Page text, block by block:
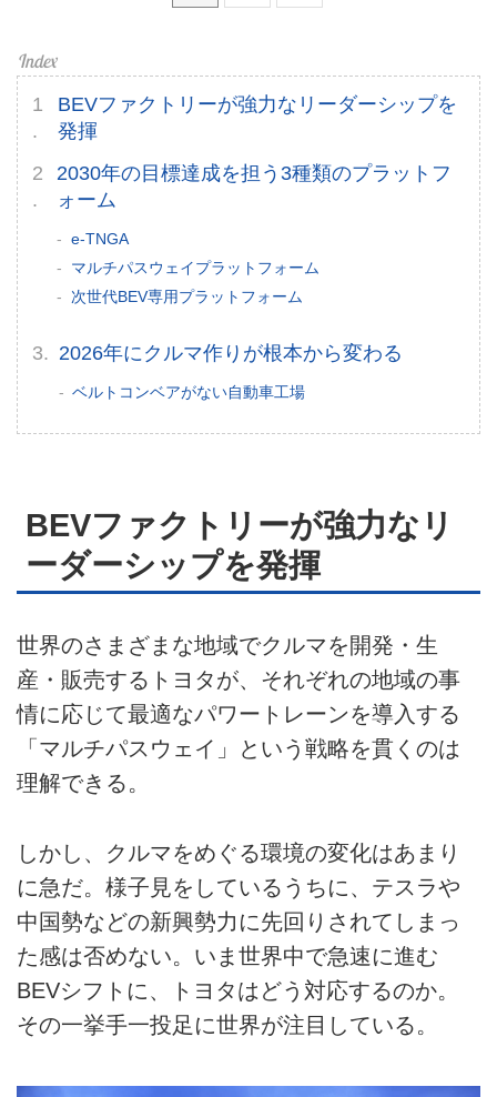
BEVファクトリーが強力なリーダーシップを
発揮
2030年の目標達成を担う3種類のプラットフ
ォーム
e-TNGA
マルチパスウェイプラットフォーム
次世代BEV専用プラットフォーム
2026年にクルマ作りが根本から変わる
ベルトコンベアがない自動車工場
BEVファクトリーが強力なリ
ーダーシップを発揮
世界のさまざまな地域でクルマを開発・生
産・販売するトヨタが、それぞれの地域の事
情に応じて最適なパワートレーンを導入する
「マルチパスウェイ」という戦略を貫くのは
理解できる。
しかし、クルマをめぐる環境の変化はあまり
に急だ。様子見をしているうちに、テスラや
中国勢などの新興勢力に先回りされてしまっ
た感は否めない。いま世界中で急速に進む
BEVシフトに、トヨタはどう対応するのか。
その一挙手一投足に世界が注目している。